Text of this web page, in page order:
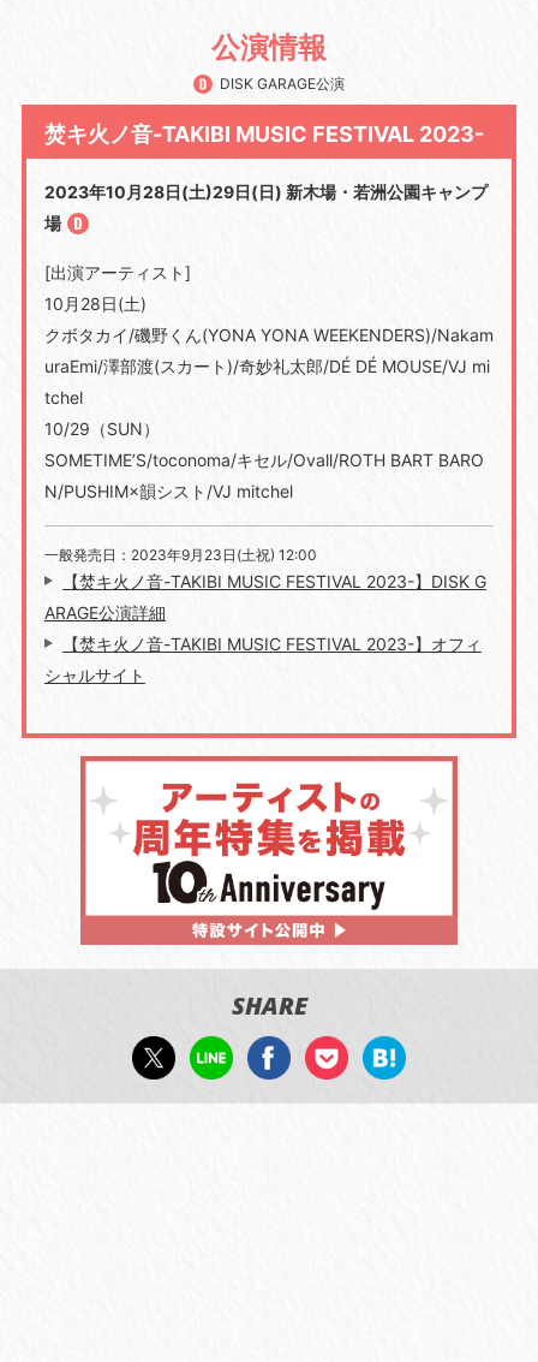
公演情報
DISK GARAGE公演
焚キ火ノ音-TAKIBI MUSIC FESTIVAL 2023-
2023年10月28日(土)29日(日) 新木場・若洲公園キャンプ
場
[出演アーティスト]
10月28日(土)
クボタカイ/磯野くん(YONA YONA WEEKENDERS)/Nakam
uraEmi/澤部渡(スカート)/奇妙礼太郎/DÉ DÉ MOUSE/VJ mi
tchel
10/29（SUN）
SOMETIME’S/toconoma/キセル/Ovall/ROTH BART BARO
N/PUSHIM×韻シスト/VJ mitchel
一般発売日：2023年9月23日(土祝) 12:00
【焚キ火ノ音-TAKIBI MUSIC FESTIVAL 2023-】DISK G
ARAGE公演詳細
【焚キ火ノ音-TAKIBI MUSIC FESTIVAL 2023-】オフィ
シャルサイト
SHARE